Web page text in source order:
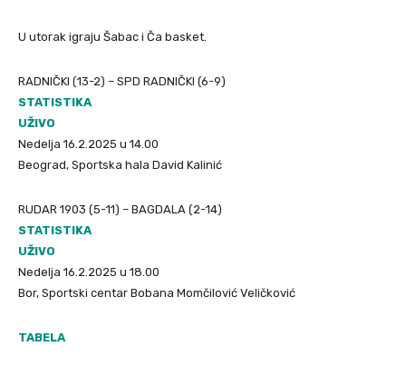
U utorak igraju Šabac i Ča basket.
RADNIČKI (13-2) – SPD RADNIČKI (6-9)
STATISTIKA
UŽIVO
Nedelja 16.2.2025 u 14.00
Beograd, Sportska hala David Kalinić
RUDAR 1903 (5-11) – BAGDALA (2-14)
STATISTIKA
UŽIVO
Nedelja 16.2.2025 u 18.00
Bor, Sportski centar Bobana Momčilović Veličković
TABELA